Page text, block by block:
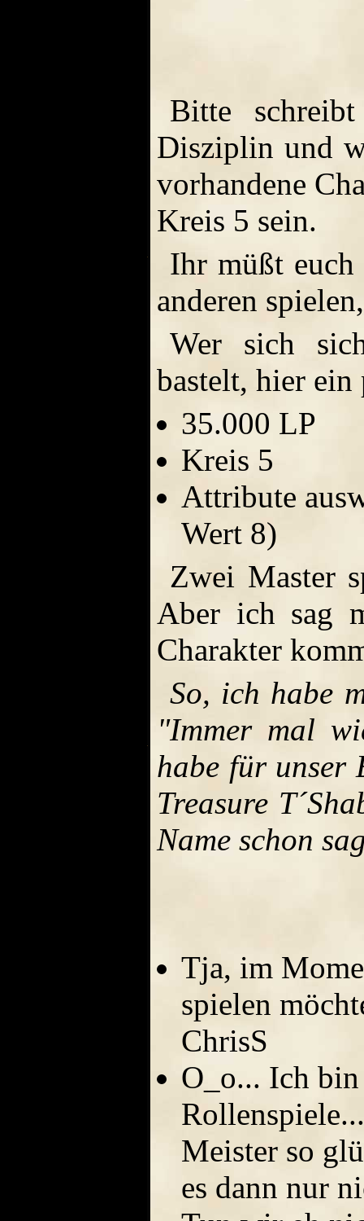
Bitte
Disziplin und
vorhandene
Kreis 5 sein.
Ihr müßt euch
anderen
Wer sich
bastelt, hier ein
35.000 LP
Kreis 5
Attribute
Wert 8)
Zwei Master
Aber ich sag
Charakter
So, ich habe
"Immer mal
habe für unser
Treasure
Name schon
Tja, im
spielen
ChrisS
O_o... Ich bin
Meister so
es dann nur